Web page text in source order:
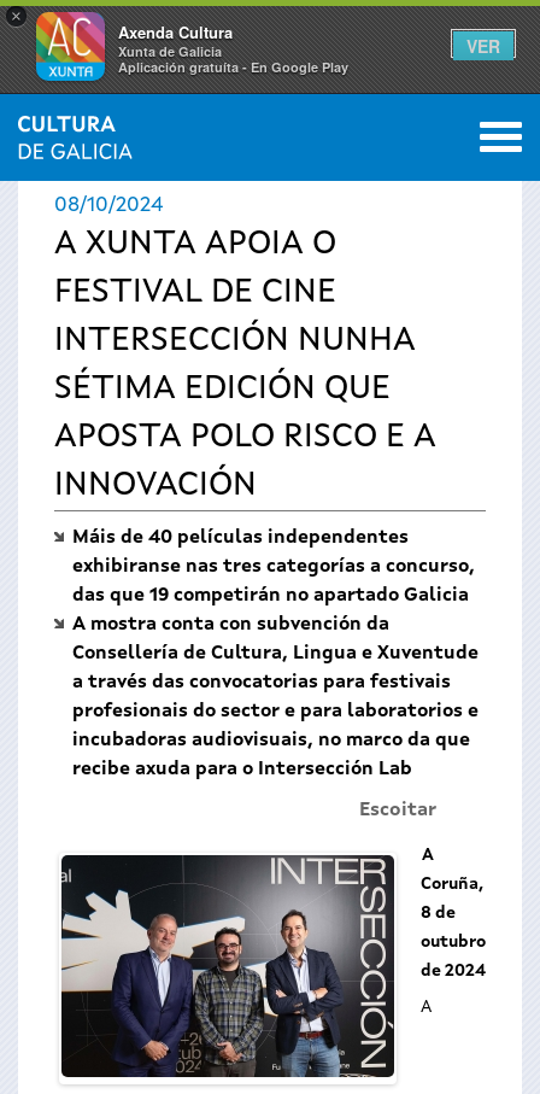
×
Axenda Cultura
Xunta de Galicia
Aplicación gratuíta - En Google Play
VER
Vostede
está
aquí
INICIO › ACTUALIDADE 0
08/10/2024
A XUNTA APOIA O
FESTIVAL DE CINE
INTERSECCIÓN NUNHA
SÉTIMA EDICIÓN QUE
APOSTA POLO RISCO E A
INNOVACIÓN
Máis de 40 películas independentes
exhibiranse nas tres categorías a concurso,
das que 19 competirán no apartado Galicia
A mostra conta con subvención da
Consellería de Cultura, Lingua e Xuventude
a través das convocatorias para festivais
profesionais do sector e para laboratorios e
incubadoras audiovisuais, no marco da que
recibe axuda para o Intersección Lab
Escoitar
A
Coruña,
8 de
outubro
de 2024
A